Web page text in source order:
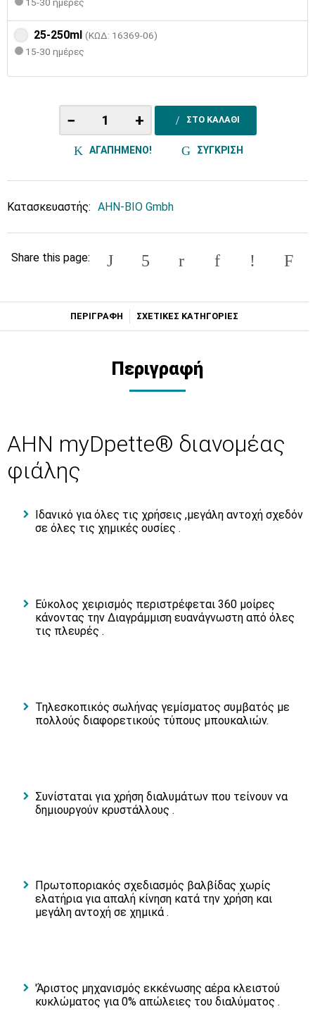
15-30 ημέρες
25-250ml (ΚΩΔ: 16369-06)
15-30 ημέρες
− + ΣΤΟ ΚΑΛΑΘΙ
ΑΓΑΠΗΜΕΝΟ! ΣΥΓΚΡΙΣΗ
Κατασκευαστής: AHN-BIO Gmbh
Share this page:
ΠΕΡΙΓΡΑΦΗ ΣΧΕΤΙΚΕΣ ΚΑΤΗΓΟΡΙΕΣ
Περιγραφή
AHN myDpette® διανομέας
φιάλης
Ιδανικό για όλες τις χρήσεις ,μεγάλη αντοχή σχεδόν
σε όλες τις χημικές ουσίες .
Εύκολος χειρισμός περιστρέφεται 360 μοίρες
κάνοντας την Διαγράμμιση ευανάγνωστη από όλες
τις πλευρές .
Τηλεσκοπικός σωλήνας γεμίσματος συμβατός με
πολλούς διαφορετικούς τύπους μπουκαλιών.
Συνίσταται για χρήση διαλυμάτων που τείνουν να
δημιουργούν κρυστάλλους .
Πρωτοποριακός σχεδιασμός βαλβίδας χωρίς
ελατήρια για απαλή κίνηση κατά την χρήση και
μεγάλη αντοχή σε χημικά .
'Άριστος μηχανισμός εκκένωσης αέρα κλειστού
κυκλώματος για 0% απώλειες του διαλύματος .